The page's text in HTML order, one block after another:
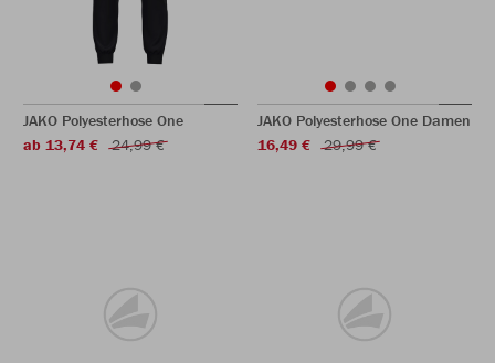
JAKO Polyesterhose One
ab 13,74 €
24,99 €
JAKO Polyesterhose One Damen
16,49 €
29,99 €